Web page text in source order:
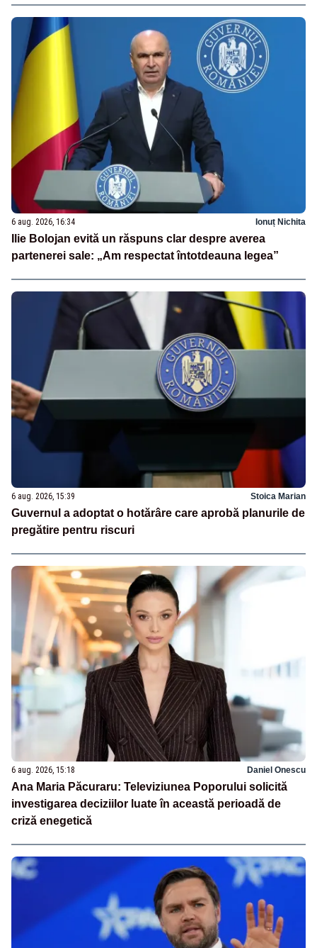
6 aug. 2026, 16:34 Ionuț Nichita
Ilie Bolojan evită un răspuns clar despre averea
partenerei sale: „Am respectat întotdeauna legea”
6 aug. 2026, 15:39 Stoica Marian
Guvernul a adoptat o hotărâre care aprobă planurile de
pregătire pentru riscuri
6 aug. 2026, 15:18 Daniel Onescu
Ana Maria Păcuraru: Televiziunea Poporului solicită
investigarea deciziilor luate în această perioadă de
criză enegetică